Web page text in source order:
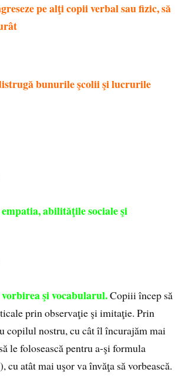
pe alţi copii verbal sau fizic, să
,
bunurile şcolii şi lucrurile
abilităţile sociale şi
vorbirea şi vocabularul.Copiii încep să
prin observaţie şi imitaţie. Prin
copilul nostru, cu cât îl încurajăm mai
le folosească pentru a-şi formula
atât mai uşor va învăţa să vorbească.